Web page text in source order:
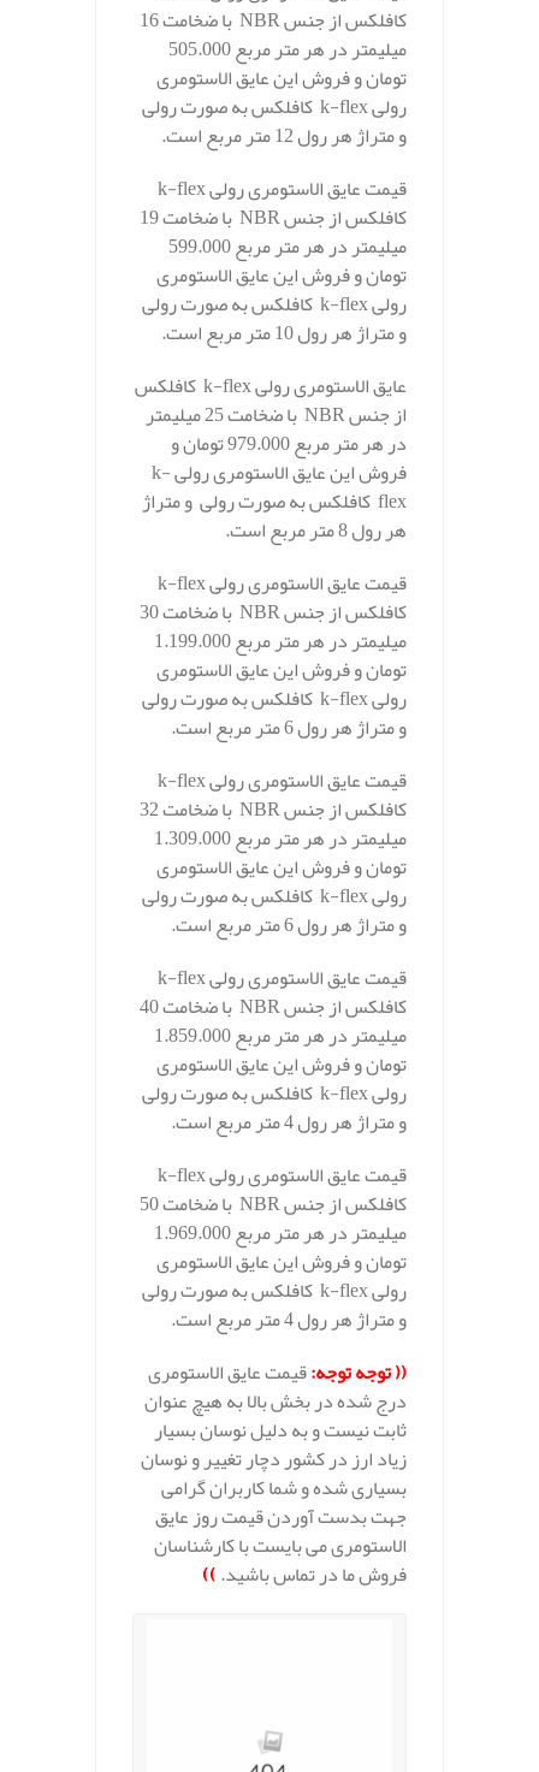
کافلکس از جنس NBR با ضخامت 16
میلیمتر در هر متر مربع 505.000
تومان و فروش این عایق الاستومری
رولی k-flex کافلکس به صورت رولی
و متراژ هر رول 12 متر مربع است.
کافلکس از جنس NBR با ضخامت 19
میلیمتر در هر متر مربع 599.000
تومان و فروش این عایق الاستومری
رولی k-flex کافلکس به صورت رولی
و متراژ هر رول 10 متر مربع است.
عایق الاستومری رولی k-flex کافلکس
از جنس NBR با ضخامت 25 میلیمتر
در هر متر مربع 979.000 تومان و
فروش این عایق الاستومری رولی k-
flex کافلکس به صورت رولی و متراژ
هر رول 8 متر مربع است.
کافلکس از جنس NBR با ضخامت 30
میلیمتر در هر متر مربع 1.199.000
تومان و فروش این عایق الاستومری
رولی k-flex کافلکس به صورت رولی
و متراژ هر رول 6 متر مربع است.
کافلکس از جنس NBR با ضخامت 32
میلیمتر در هر متر مربع 1.309.000
تومان و فروش این عایق الاستومری
رولی k-flex کافلکس به صورت رولی
و متراژ هر رول 6 متر مربع است.
کافلکس از جنس NBR با ضخامت 40
میلیمتر در هر متر مربع 1.859.000
تومان و فروش این عایق الاستومری
رولی k-flex کافلکس به صورت رولی
و متراژ هر رول 4 متر مربع است.
کافلکس از جنس NBR با ضخامت 50
میلیمتر در هر متر مربع 1.969.000
تومان و فروش این عایق الاستومری
رولی k-flex کافلکس به صورت رولی
و متراژ هر رول 4 متر مربع است.
(( توجه توجه:قیمت عایق الاستومری
درج شده در بخش بالا به هیچ عنوان
ثابت نیست و به دلیل نوسان بسیار
زیاد ارز در کشور دچار تغییر و نوسان
بسیاری شده و شما کاربران گرامی
جهت بدست آوردن قیمت روز عایق
الاستومری می بایست با کارشناسان
فروش ما در تماس باشید.))